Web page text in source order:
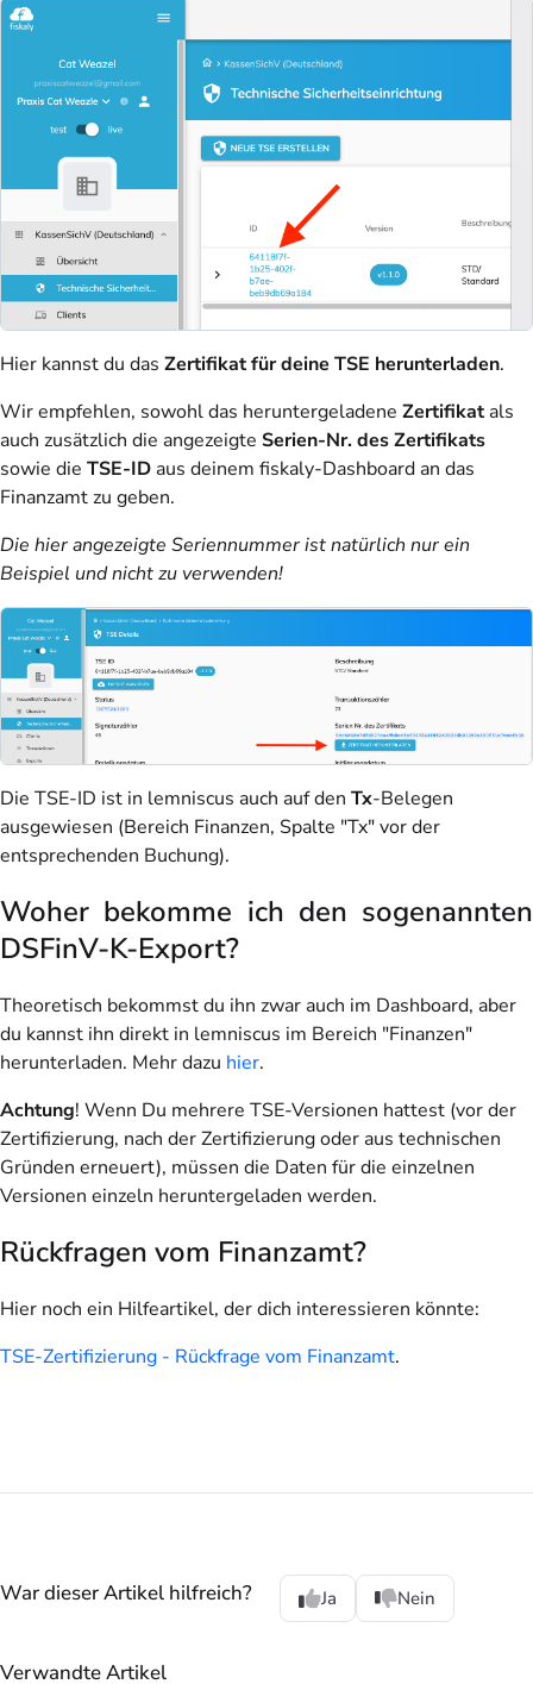
Hier kannst du das Zertifikat für deine TSE herunterladen.
Wir empfehlen, sowohl das heruntergeladene Zertifikatals
auch zusätzlich die angezeigte Serien-Nr. des Zertifikats
sowie die TSE-ID aus deinem fiskaly-Dashboard an das
Finanzamt zu geben.
Die hier angezeigte Seriennummer ist natürlich nur ein
Beispiel und nicht zu verwenden!
Die TSE-ID ist in lemniscus auch auf den Tx-Belegen
ausgewiesen (Bereich Finanzen, Spalte "Tx" vor der
entsprechenden Buchung).
Woher bekomme ich den sogenannten
DSFinV-K-Export?
Theoretisch bekommst du ihn zwar auch im Dashboard, aber
du kannst ihn direkt in lemniscus im Bereich "Finanzen"
herunterladen. Mehr dazu hier.
Achtung! Wenn Du mehrere TSE-Versionen hattest (vor der
Zertifizierung, nach der Zertifizierung oder aus technischen
Gründen erneuert), müssen die Daten für die einzelnen
Versionen einzeln heruntergeladen werden.
Rückfragen vom Finanzamt?
Hier noch ein Hilfeartikel, der dich interessieren könnte:
TSE-Zertifizierung - Rückfrage vom Finanzamt.
War dieser Artikel hilfreich? Ja Nein
Verwandte Artikel